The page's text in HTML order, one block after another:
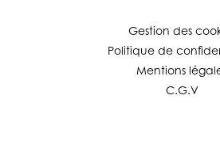
Gestion des
Politique de
Mentions
C.G.V